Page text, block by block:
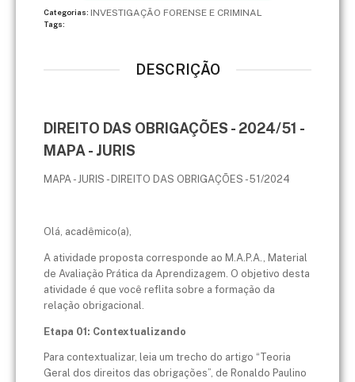
Categorias: INVESTIGAÇÃO FORENSE E CRIMINAL
Tags:
DESCRIÇÃO
DIREITO DAS OBRIGAÇÕES - 2024/51 -
MAPA - JURIS
MAPA - JURIS - DIREITO DAS OBRIGAÇÕES - 51/2024
Olá, acadêmico(a),
A atividade proposta corresponde ao M.A.P.A., Material
de Avaliação Prática da Aprendizagem. O objetivo desta
atividade é que você reflita sobre a formação da
relação obrigacional.
Etapa 01: Contextualizando
Para contextualizar, leia um trecho do artigo “Teoria
Geral dos direitos das obrigações”, de Ronaldo Paulino